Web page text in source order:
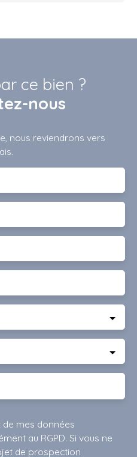
ce bien ?
nous
nous reviendrons vers
mes données
au RGPD. Si vous ne
de prospection